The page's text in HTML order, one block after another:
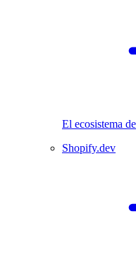
El ecosistema
Shopify.dev